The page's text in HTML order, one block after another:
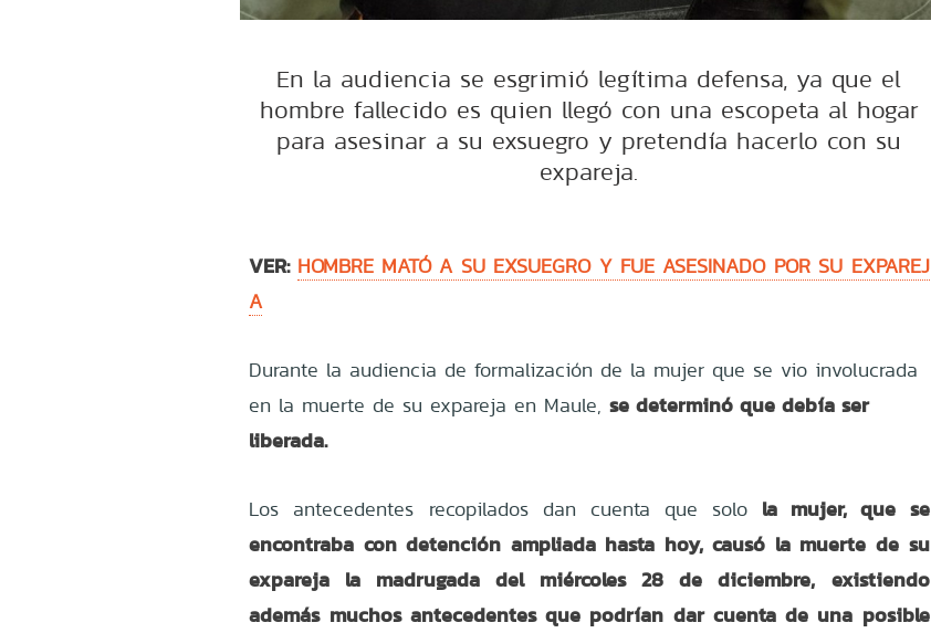
En la audiencia se esgrimió legítima defensa, ya que el
hombre fallecido es quien llegó con una escopeta al hogar
para asesinar a su exsuegro y pretendía hacerlo con su
expareja.
VER: HOMBRE MATÓ A SU EXSUEGRO Y FUE ASESINADO POR SU EXPAREJ
A
Durante la audiencia de formalización de la mujer que se vio involucrada
en la muerte de su expareja en Maule,se determinó que debía ser
liberada.
Los antecedentes recopilados dan cuenta que solo la mujer, que se
encontraba con detención ampliada hasta hoy, causó la muerte de su
expareja la madrugada del miércoles 28 de diciembre, existiendo
además muchos antecedentes que podrían dar cuenta de una posible